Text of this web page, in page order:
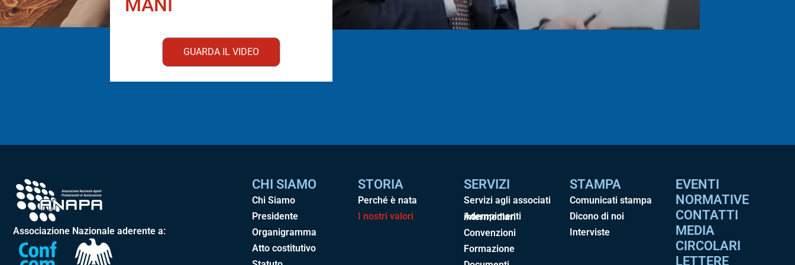
MANI
GUARDA IL VIDEO
Associazione Nazionale aderente a:
CHI SIAMO
Chi Siamo
Presidente
Organigramma
Atto costitutivo
STORIA
Perché è nata
I nostri valori
SERVIZI
Servizi agli associati
Adempimenti intermediari
Convenzioni
Formazione
STAMPA
Comunicati stampa
Dicono di noi
Interviste
EVENTI
NORMATIVE
CONTATTI
MEDIA
CIRCOLARI
LETTERE